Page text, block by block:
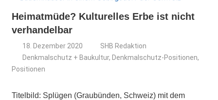
Heimatmüde? Kulturelles Erbe ist nicht
verhandelbar
18. Dezember 2020
SHB Redaktion
Denkmalschutz + Baukultur, Denkmalschutz-Positionen,
Positionen
Titelbild: Splügen (Graubünden, Schweiz) mit dem